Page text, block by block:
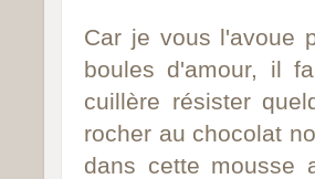
Car je vous l'avoue
boules d'amour, il
cuillère résister
rocher au chocolat
dans cette mousse